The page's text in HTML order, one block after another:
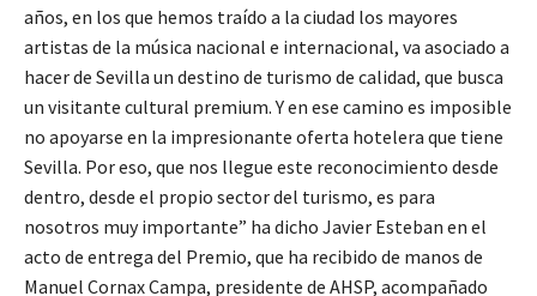
años, en los que hemos traído a la ciudad los mayores
artistas de la música nacional e internacional, va asociado a
hacer de Sevilla un destino de turismo de calidad, que busca
un visitante cultural premium. Y en ese camino es imposible
no apoyarse en la impresionante oferta hotelera que tiene
Sevilla. Por eso, que nos llegue este reconocimiento desde
dentro, desde el propio sector del turismo, es para
nosotros muy importante” ha dicho Javier Esteban en el
acto de entrega del Premio, que ha recibido de manos de
Manuel Cornax Campa, presidente de AHSP, acompañado